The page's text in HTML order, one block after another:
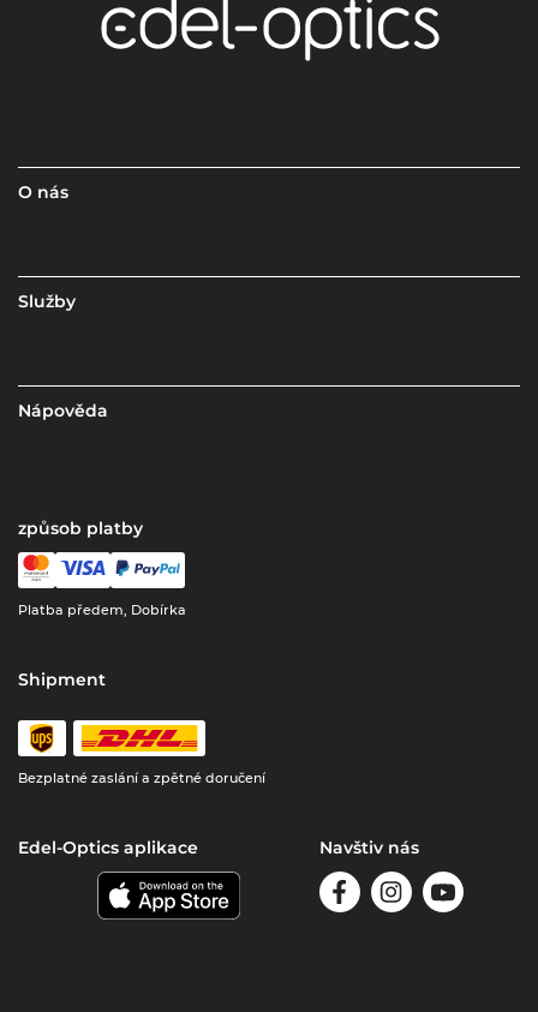
O nás
Služby
Nápověda
způsob platby
Platba předem, Dobírka
Shipment
Bezplatné zaslání a zpětné doručení
Edel-Optics aplikace Navštiv nás